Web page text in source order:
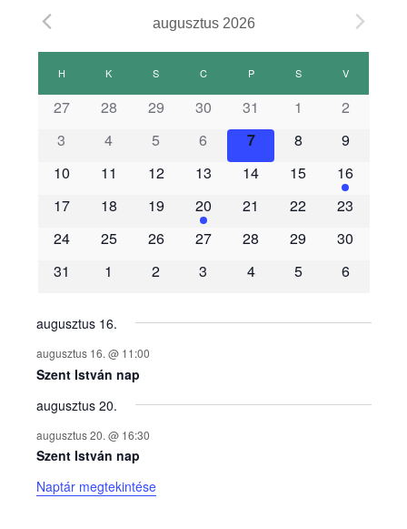
augusztus 2026
E
m
é
n
y
e
k
n
a
H K S CCSÜTÖRTÖK
PPÉNTEK SSZOMBAT
VVASÁRNAP
27 28 29 30 31 1
2
3
4 5 6 7 8
9
10
11 12 13 14 15
16
17
18 19 20 21 22
23
24
25 26 27 28 29
30
31
1 2 3 4 5 6
augusztus 16.
augusztus 16. @ 11:00
Szent István nap
augusztus 20.
augusztus 20. @ 16:30
Szent István nap
Naptár megtekintése